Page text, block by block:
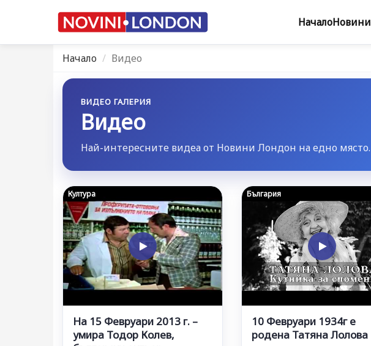
НачалоНовини
Начало Видео
ВИДЕО ГАЛЕРИЯ
Видео
Най-интересните видеа от Новини Лондон на едно място.
Култура
На 15 Февруари 2013 г. –
умира Тодор Колев,
България
10 Февруари 1934г е
родена Татяна Лолова